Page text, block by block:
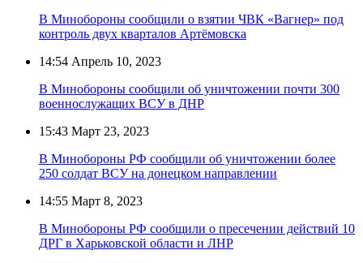
В Минобороны сообщили о взятии ЧВК «Вагнер» под
контроль двух кварталов Артёмовска
14:54 Апрель 10, 2023
В Минобороны сообщили об уничтожении почти 300
военнослужащих ВСУ в ДНР
15:43 Март 23, 2023
В Минобороны РФ сообщили об уничтожении более
250 солдат ВСУ на донецком направлении
14:55 Март 8, 2023
В Минобороны РФ сообщили о пресечении действий 10
ДРГ в Харьковской области и ЛНР